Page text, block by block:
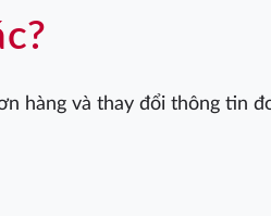
hàng và thay đổi thông tin